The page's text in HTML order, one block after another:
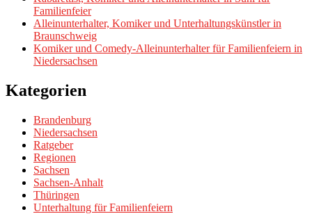
Familienfeier
Alleinunterhalter, Komiker und Unterhaltungskünstler in
Braunschweig
Komiker und Comedy-Alleinunterhalter für Familienfeiern in
Niedersachsen
Kategorien
Brandenburg
Niedersachsen
Ratgeber
Regionen
Sachsen
Sachsen-Anhalt
Thüringen
Unterhaltung für Familienfeiern